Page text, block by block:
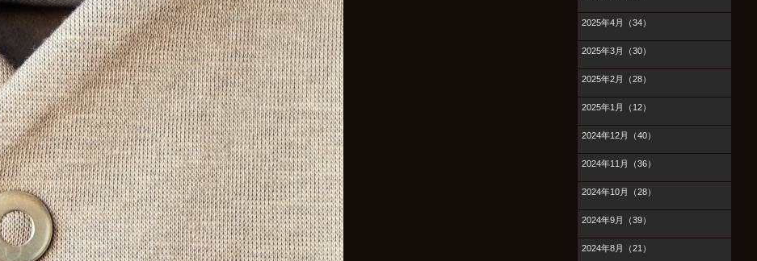
2025年4月（34）
2025年3月（30）
2025年2月（28）
2025年1月（12）
2024年12月（40）
2024年11月（36）
2024年10月（28）
2024年9月（39）
2024年8月（21）